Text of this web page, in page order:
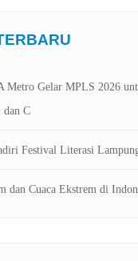
Metro Gelar MPLS 2026
dan C
Festival Literasi
dan Cuaca Ekstrem di